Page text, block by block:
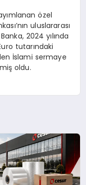
özel
uluslararası
2024 yılında
tutarındaki
İslami sermaye
oldu.